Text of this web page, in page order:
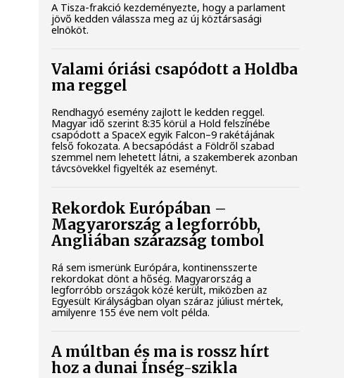
A Tisza-frakció kezdeményezte, hogy a parlament
jövő kedden válassza meg az új köztársasági
elnököt.
Valami óriási csapódott a Holdba
ma reggel
Rendhagyó esemény zajlott le kedden reggel.
Magyar idő szerint 8:35 körül a Hold felszínébe
csapódott a SpaceX egyik Falcon–9 rakétájának
felső fokozata. A becsapódást a Földről szabad
szemmel nem lehetett látni, a szakemberek azonban
távcsövekkel figyelték az eseményt.
Rekordok Európában –
Magyarország a legforróbb,
Angliában szárazság tombol
Rá sem ismerünk Európára, kontinensszerte
rekordokat dönt a hőség. Magyarország a
legforróbb országok közé került, miközben az
Egyesült Királyságban olyan száraz júliust mértek,
amilyenre 155 éve nem volt példa.
A múltban és ma is rossz hírt
hoz a dunai Ínség-szikla